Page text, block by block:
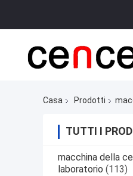
Casa Prodotti
TUTTI I
macchina della
laboratorio (113)